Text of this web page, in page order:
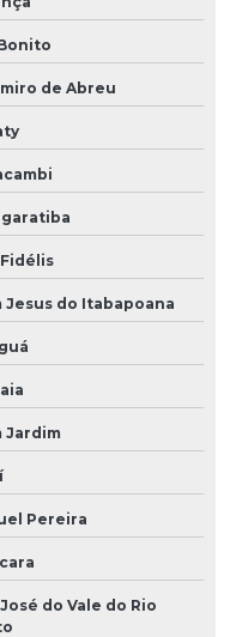
de Abreu
Jesus do Itabapoana
Jardim
Pereira
do Vale do Rio